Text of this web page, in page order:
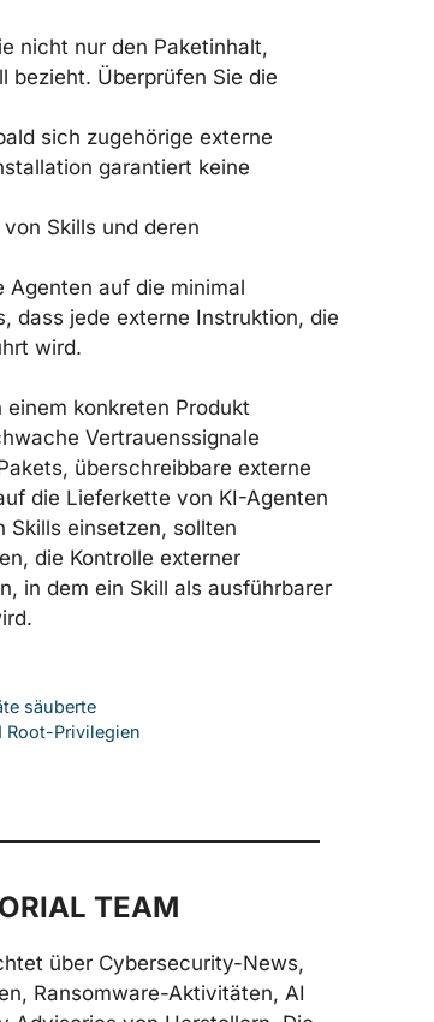
nicht nur den Paketinhalt,
bezieht. Überprüfen Sie die
sich zugehörige externe
garantiert keine
Skills und deren
Agenten auf die minimal
dass jede externe Instruktion, die
wird.
konkreten Produkt
Vertrauenssignale
überschreibbare externe
die Lieferkette von KI-Agenten
Skills einsetzen, sollten
die Kontrolle externer
in dem ein Skill als ausführbarer
säuberte
Privilegien
TEAM
über Cybersecurity-News,
Ransomware-Aktivitäten, AI